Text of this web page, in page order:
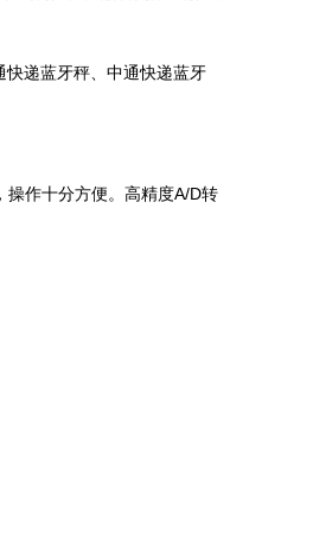
递蓝牙秤、中通快递蓝牙
作十分方便。高精度A/D转